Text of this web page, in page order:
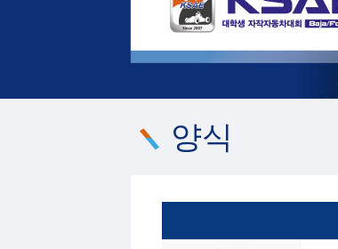
조직위원회
대회 운영 오피셜
시상내
양식